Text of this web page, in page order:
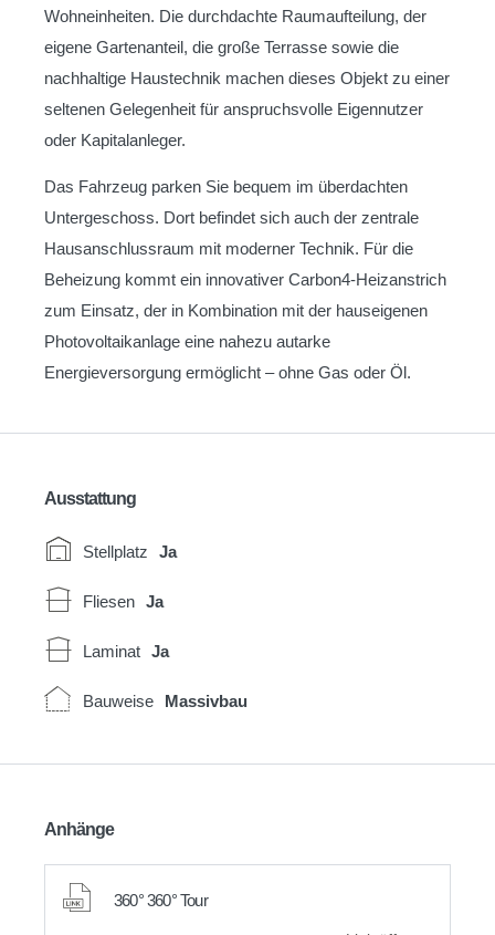
Wohneinheiten. Die durchdachte Raumaufteilung, der
eigene Gartenanteil, die große Terrasse sowie die
nachhaltige Haustechnik machen dieses Objekt zu einer
seltenen Gelegenheit für anspruchsvolle Eigennutzer
oder Kapitalanleger.
Das Fahrzeug parken Sie bequem im überdachten
Untergeschoss. Dort befindet sich auch der zentrale
Hausanschlussraum mit moderner Technik. Für die
Beheizung kommt ein innovativer Carbon4-Heizanstrich
zum Einsatz, der in Kombination mit der hauseigenen
Photovoltaikanlage eine nahezu autarke
Energieversorgung ermöglicht – ohne Gas oder Öl.
Ausstattung
Stellplatz Ja
Fliesen Ja
Laminat Ja
Bauweise Massivbau
Anhänge
360° 360° Tour